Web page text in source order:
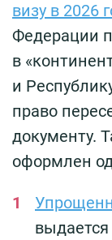
визу в 2026
Федерации
в
и
право
документу.
оформлен